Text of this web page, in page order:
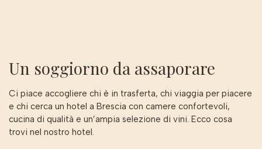
Un soggiorno da assaporare
Ci piace accogliere chi è in trasferta, chi viaggia per piacere
e chi cerca un hotel a Brescia con camere confortevoli,
cucina di qualità e un’ampia selezione di vini. Ecco cosa
trovi nel nostro hotel.